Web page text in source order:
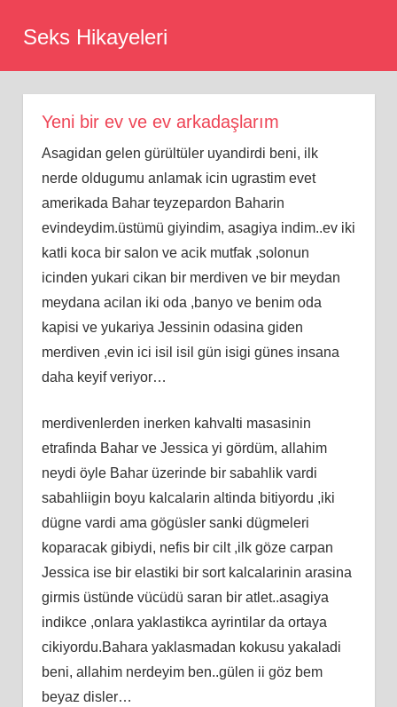
Seks Hikayeleri
Yeni bir ev ve ev arkadaşlarım
Asagidan gelen gürültüler uyandirdi beni, ilk
nerde oldugumu anlamak icin ugrastim evet
amerikada Bahar teyzepardon Baharin
evindeydim.üstümü giyindim, asagiya indim..ev iki
katli koca bir salon ve acik mutfak ,solonun
icinden yukari cikan bir merdiven ve bir meydan
meydana acilan iki oda ,banyo ve benim oda
kapisi ve yukariya Jessinin odasina giden
merdiven ,evin ici isil isil gün isigi günes insana
daha keyif veriyor…
merdivenlerden inerken kahvalti masasinin
etrafinda Bahar ve Jessica yi gördüm, allahim
neydi öyle Bahar üzerinde bir sabahlik vardi
sabahliigin boyu kalcalarin altinda bitiyordu ,iki
dügne vardi ama gögüsler sanki dügmeleri
koparacak gibiydi, nefis bir cilt ,ilk göze carpan
Jessica ise bir elastiki bir sort kalcalarinin arasina
girmis üstünde vücüdü saran bir atlet..asagiya
indikce ,onlara yaklastikca ayrintilar da ortaya
cikiyordu.Bahara yaklasmadan kokusu yakaladi
beni, allahim nerdeyim ben..gülen ii göz bem
beyaz disler…